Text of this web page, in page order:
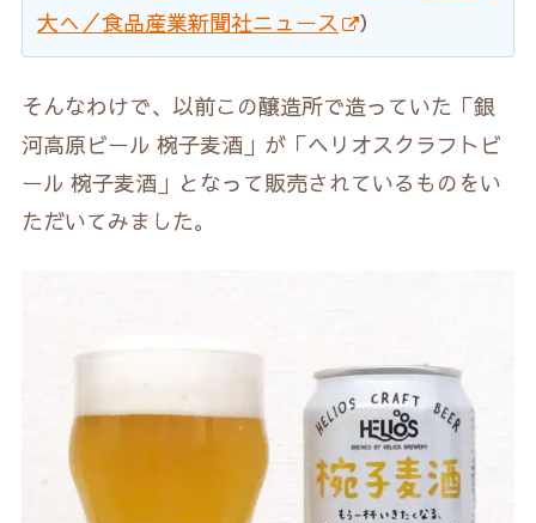
大へ／食品産業新聞社ニュース
）
そんなわけで、以前この醸造所で造っていた「銀
河高原ビール 椀子麦酒」が「ヘリオスクラフトビ
ール 椀子麦酒」となって販売されているものをい
ただいてみました。